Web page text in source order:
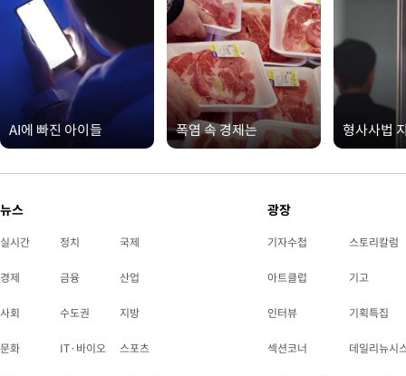
AI에 빠진 아이들 폭염 속 경제는 형사사법
뉴스
실시간 정치 국제
경제 금융 산업
사회 수도권 지방
문화 IT·바이오 스포츠
광장
기자수첩 스토리칼럼
아트클럽 기고
인터뷰 기획특집
섹션코너 데일리뉴시